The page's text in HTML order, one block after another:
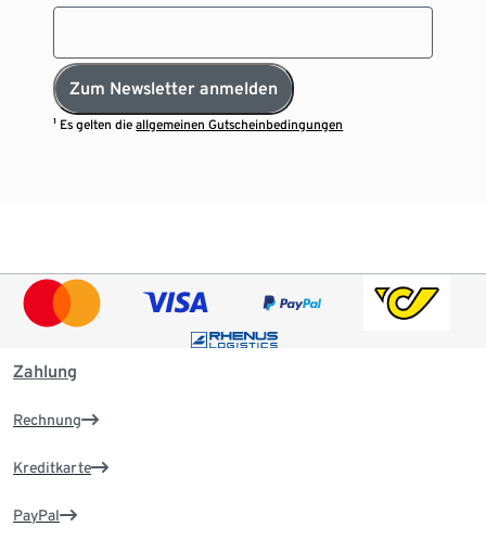
Zum Newsletter anmelden
¹ Es gelten dieallgemeinen Gutscheinbedingungen
Zahlung
Rechnung
Kreditkarte
PayPal